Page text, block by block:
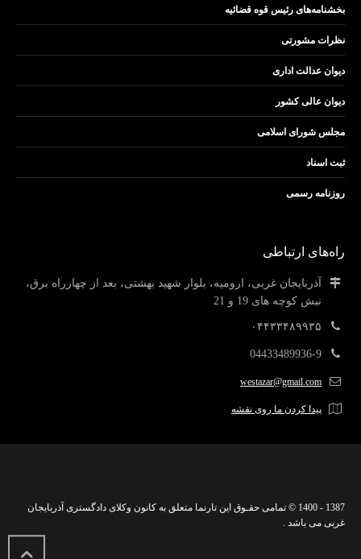
بخشنامه‌های رئیس قوه قضائیه
نظرات مشورتی
دیوان عدالت اداری
دیوان عالی کشور
مجلس شورای اسلامی
ثبت اسناد
روزنامه رسمی
راه‌های ارتباطی
آذربایجان غربی، ارومیه، بلوار شهید بهشتی، بعد از چهارراه برق،
نبش کوچه های 19 و 21
۰۴۴۳۳۴۸۹۹۳۵
04433489936-9
westazar@gmail.com
پیدا کردن ما روی نقشه
1387 - 1400 © تمامی حقـوق این تارنما متعلق به کانون وکلای دادگستری آذربایجان
غربی می باشد .